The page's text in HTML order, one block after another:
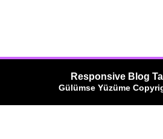
Responsive Blog
Gülümse Yüzüme